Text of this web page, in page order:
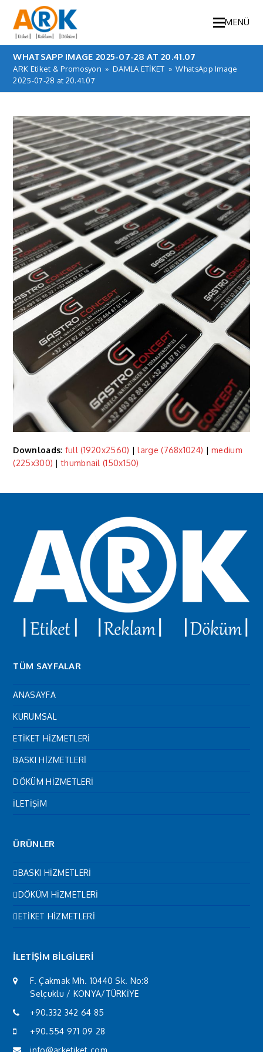
MENÜ
WHATSAPP IMAGE 2025-07-28 AT 20.41.07
ARK Etiket & Promosyon » DAMLA ETİKET » WhatsApp Image
2025-07-28 at 20.41.07
Downloads: full (1920x2560) |large (768x1024) |medium
(225x300) |thumbnail (150x150)
TÜM SAYFALAR
ANASAYFA
KURUMSAL
ETİKET HİZMETLERİ
BASKI HİZMETLERİ
DÖKÜM HİZMETLERİ
İLETİŞİM
ÜRÜNLER
BASKI HİZMETLERİ
DÖKÜM HİZMETLERİ
ETİKET HİZMETLERİ
İLETİŞİM BİLGİLERİ
F. Çakmak Mh. 10440 Sk. No:8
Selçuklu / KONYA/TÜRKİYE
+90.332 342 64 85
+90.554 971 09 28
info@arketiket.com